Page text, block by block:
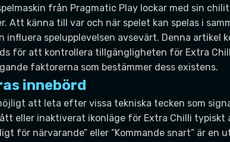
från Pragmatic Play lockar med sin
känna till var och när spelet kan spelas i
spelupplevelsen avsevärt. Denna artikel
för att kontrollera tillgängligheten för Extra
faktorerna som bestämmer dess existens.
innebörd
att leta efter vissa tekniska tecken som
eller inaktiverat ikonläge för Extra Chilli
för närvarande” eller “Kommande snart” är en